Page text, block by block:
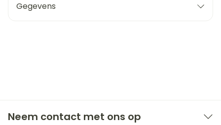
Gegevens
Neem contact met ons op